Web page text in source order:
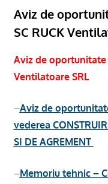
Aviz de
SC RUCK
Aviz de oportunitate
Ventilatoare SRL
–Aviz de
vederea
SI DE AGREMENT
–Memoriu tehnic –